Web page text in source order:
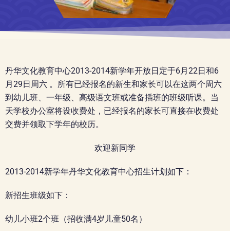
丹华文化教育中心2013-2014新学年开放日定于6月22日和6
月29日周六 。所有已经报名的新生和家长可以在这两个周六
到幼儿班、一年级、高级语文班或准备插班的班级听课。 当
天学校办公室将设收费处，已经报名的家长可直接在收费处
交费并领取下学年的校历。
欢迎新同学
2013-2014新学年丹华文化教育中心招生计划如下：
新招生班级如下：
幼儿小班2个班（招收满4岁儿童50名）